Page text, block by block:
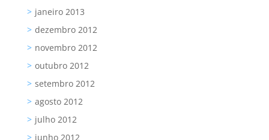
janeiro 2013
dezembro 2012
novembro 2012
outubro 2012
setembro 2012
agosto 2012
julho 2012
junho 2012